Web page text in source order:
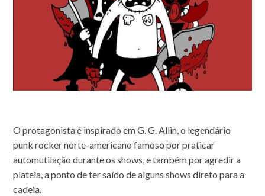
O protagonista é inspirado em G. G. Allin, o legendário
punk rocker norte-americano famoso por praticar
automutilação durante os shows, e também por agredir a
plateia, a ponto de ter saído de alguns shows direto para a
cadeia.